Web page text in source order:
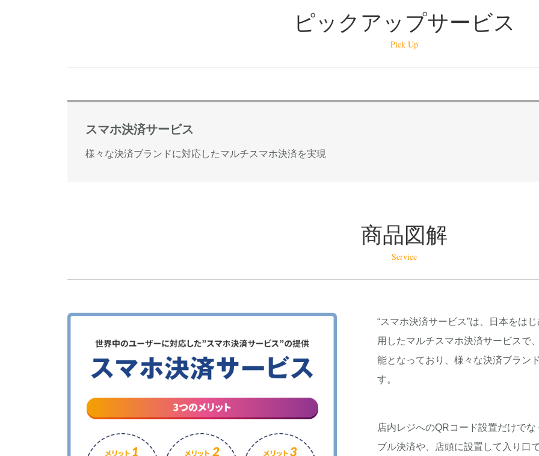
ピックアップサービス
Pick Up
スマホ決済サービス
様々な決済ブランドに対応したマルチスマホ決済を実現
商品図解
Service
“スマホ決済サービス”は、日本をは
用したマルチスマホ決済サービスで
能となっており、様々な決済ブラン
す。
店内レジへのQRコード設置だけで
ブル決済や、店頭に設置して入り口